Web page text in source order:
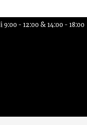
- 12:00 & 14:00 - 18:00